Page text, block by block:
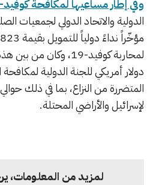
وفي إطار مساعيها لمكافحة كوفيد-19
الدولية والاتحاد الدولي لجمعيات
دولار أمريكي للجنة الدولية
لإسرائيل والأراضي المحتلة.
لمزيد من المعلومات،